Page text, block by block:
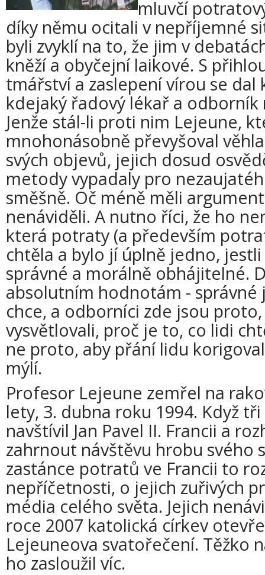
mluvčí
díky němu ocitali v nepříjemné
byli zvyklí na to, že jim v
kněží a obyčejní laikové. S
tmářství a zaslepení vírou se
kdejaký řadový lékař a
Jenže stál-li proti nim Lejeune,
mnohonásobně převyšoval
svých objevů, jejich dosud
metody vypadaly pro
směšně. Oč méně měli
nenáviděli. A nutno říci, že ho
která potraty (a především
chtěla a bylo jí úplně jedno,
správné a morálně obhájitelné.
absolutním hodnotám - správné
chce, a odborníci zde jsou
vysvětlovali, proč je to, co lidi
ne proto, aby přání lidu
mýlí.
Profesor Lejeune zemřel na
lety, 3. dubna roku 1994. Když
navštívil Jan Pavel II. Francii a
zahrnout návštěvu hrobu svého
zastánce potratů ve Francii to
nepříčetnosti, o jejich zuřivých
média celého světa. Jejich
roce 2007 katolická církev
Lejeuneova svatořečení. Těžko
ho zasloužil víc.